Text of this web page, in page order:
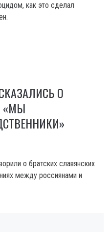
как это сделал
О
«МЫ
о братских славянских
между россиянами и